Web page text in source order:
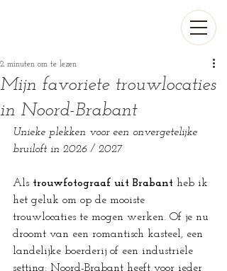
Mijn favoriete trouwlocaties
in Noord-Brabant
2 minuten om te lezen
Unieke plekken voor een onvergetelijke
bruiloft in 2026 / 2027
Als trouwfotograaf uit Brabant heb ik
het geluk om op de mooiste
trouwlocaties te mogen werken. Of je nu
droomt van een romantisch kasteel, een
landelijke boerderij of een industriële
setting: Noord-Brabant heeft voor ieder